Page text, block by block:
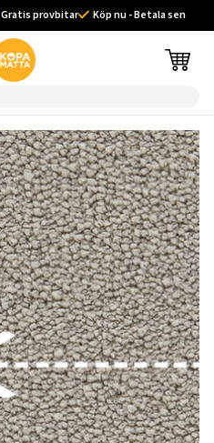
Gratis provbitar Köp nu - Betala sen